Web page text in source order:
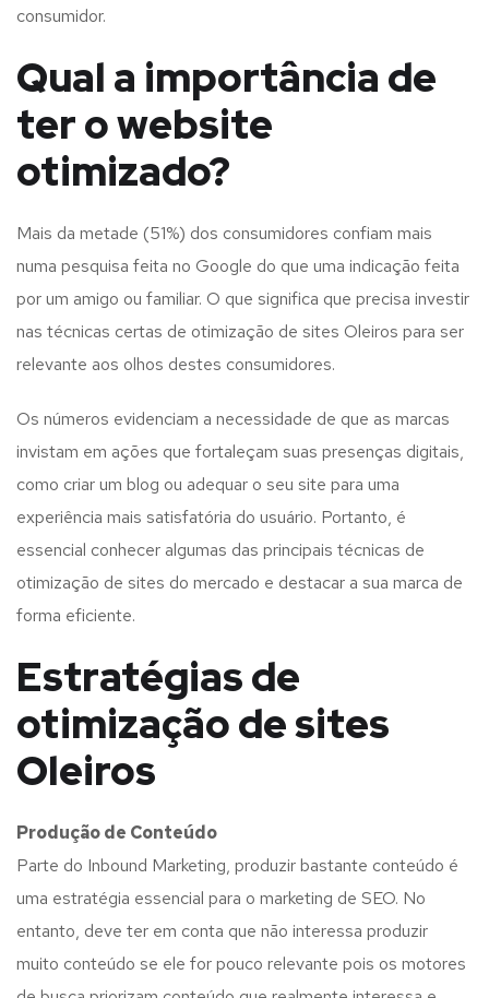
consumidor.
Qual a importância de
ter o website
otimizado?
Mais da metade (51%) dos consumidores confiam mais
numa pesquisa feita no Google do que uma indicação feita
por um amigo ou familiar. O que significa que precisa investir
nas técnicas certas de otimização de sites Oleiros para ser
relevante aos olhos destes consumidores.
Os números evidenciam a necessidade de que as marcas
invistam em ações que fortaleçam suas presenças digitais,
como criar um blog ou adequar o seu site para uma
experiência mais satisfatória do usuário. Portanto, é
essencial conhecer algumas das principais técnicas de
otimização de sites do mercado e destacar a sua marca de
forma eficiente.
Estratégias de
otimização de sites
Oleiros
Produção de Conteúdo
Parte do Inbound Marketing, produzir bastante conteúdo é
uma estratégia essencial para o marketing de SEO. No
entanto, deve ter em conta que não interessa produzir
muito conteúdo se ele for pouco relevante pois os motores